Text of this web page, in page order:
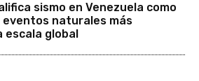
sismo en Venezuela como
eventos naturales más
global